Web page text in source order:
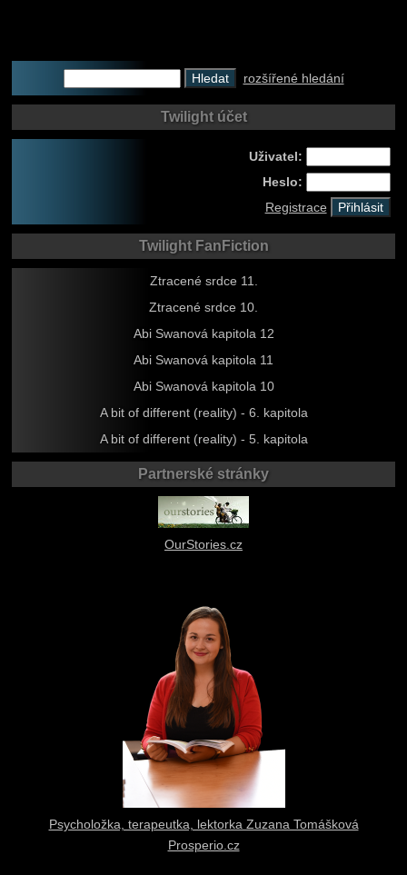
rozšířené hledání
Twilight účet
Uživatel:
Heslo:
Registrace
Twilight FanFiction
Ztracené srdce 11.
Ztracené srdce 10.
Abi Swanová kapitola 12
Abi Swanová kapitola 11
Abi Swanová kapitola 10
A bit of different (reality) - 6. kapitola
A bit of different (reality) - 5. kapitola
Partnerské stránky
OurStories.cz
Psycholožka, terapeutka, lektorka Zuzana Tomášková
Prosperio.cz